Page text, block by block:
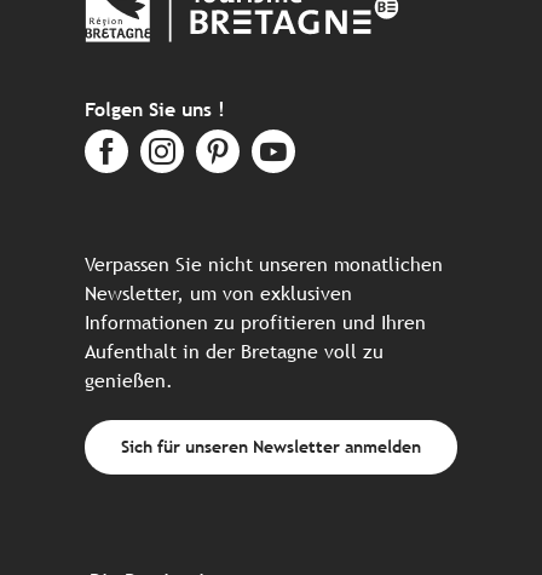
Folgen Sie uns !
Verpassen Sie nicht unseren monatlichen
Newsletter, um von exklusiven
Informationen zu profitieren und Ihren
Aufenthalt in der Bretagne voll zu
genießen.
Sich für unseren Newsletter anmelden